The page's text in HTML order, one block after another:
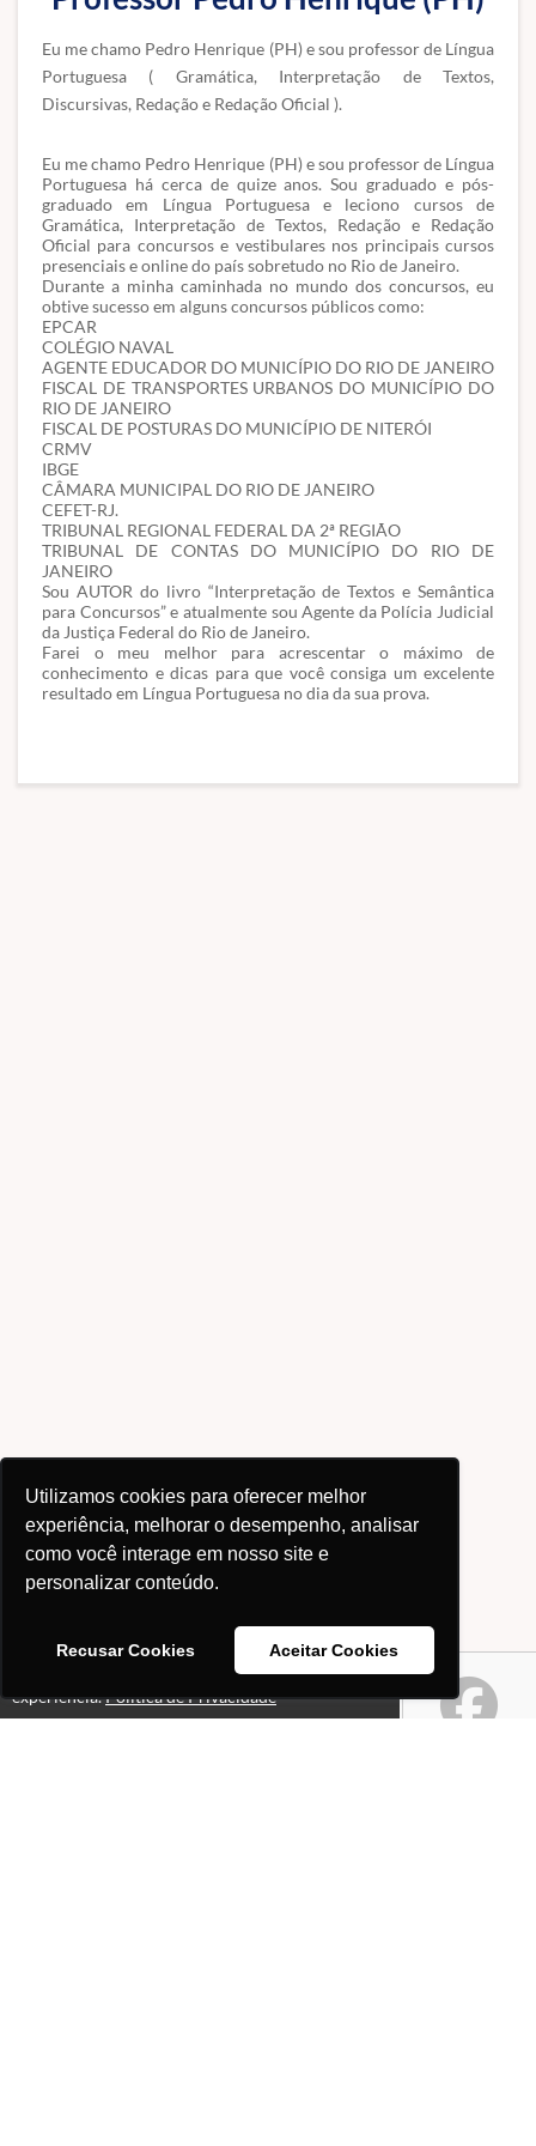
Utilizamos cookies para oferecer melhor
experiência, melhorar o desempenho, analisar
como você interage em nosso site e
personalizar conteúdo.
Recusar Cookies Aceitar Cookies
Eu me chamo Pedro Henrique (PH) e sou professor de Língua
Portuguesa ( Gramática, Interpretação de Textos,
Discursivas, Redação e Redação Oficial ).
Eu me chamo Pedro Henrique (PH) e sou professor de Língua
Portuguesa há cerca de quize anos. Sou graduado e pós-
graduado em Língua Portuguesa e leciono cursos de
Gramática, Interpretação de Textos, Redação e Redação
Oficial para concursos e vestibulares nos principais cursos
presenciais e online do país sobretudo no Rio de Janeiro.
Durante a minha caminhada no mundo dos concursos, eu
obtive sucesso em alguns concursos públicos como:
EPCAR
COLÉGIO NAVAL
AGENTE EDUCADOR DO MUNICÍPIO DO RIO DE JANEIRO
FISCAL DE TRANSPORTES URBANOS DO MUNICÍPIO DO
RIO DE JANEIRO
FISCAL DE POSTURAS DO MUNICÍPIO DE NITERÓI
CRMV
IBGE
CÂMARA MUNICIPAL DO RIO DE JANEIRO
CEFET-RJ.
TRIBUNAL REGIONAL FEDERAL DA 2ª REGIÃO
TRIBUNAL DE CONTAS DO MUNICÍPIO DO RIO DE
JANEIRO
Sou AUTOR do livro “Interpretação de Textos e Semântica
para Concursos” e atualmente sou Agente da Polícia Judicial
da Justiça Federal do Rio de Janeiro.
Farei o meu melhor para acrescentar o máximo de
conhecimento e dicas para que você consiga um excelente
resultado em Língua Portuguesa no dia da sua prova.
Este site usa cookies para melhorar sua
experiência.Política de Privacidade
Ok!